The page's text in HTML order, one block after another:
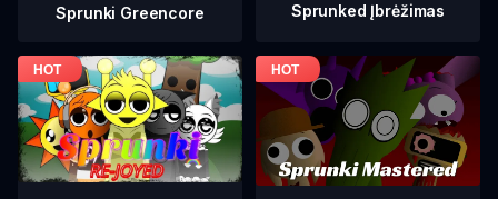
Sprunki Greencore Sprunked Įbrėžimas